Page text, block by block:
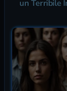
un Terribile